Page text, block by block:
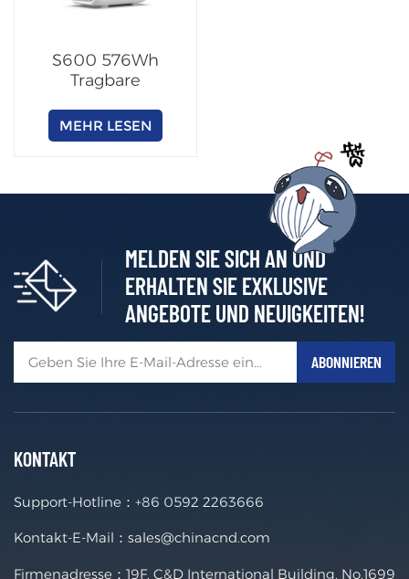
S600 576Wh
Tragbare
MEHR LESEN
MELDEN SIE SICH AN UND
ERHALTEN SIE EXKLUSIVE
ANGEBOTE UND NEUIGKEITEN!
KONTAKT
Support-Hotline： +86 0592 2263666
Kontakt-E-Mail： sales@chinacnd.com
Firmenadresse：19F, C&D International Building, No.1699